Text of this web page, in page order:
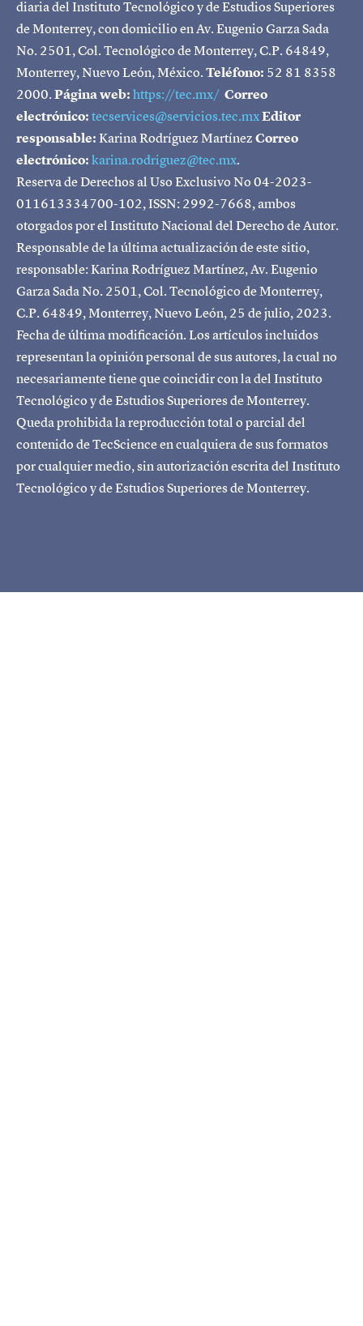
diaria del Instituto Tecnológico y de Estudios Superiores
de Monterrey, con domicilio en Av. Eugenio Garza Sada
No. 2501, Col. Tecnológico de Monterrey, C.P. 64849,
Monterrey, Nuevo León, México.Teléfono: 52 81 8358
2000.Página web:https://tec.mx/ Correo
electrónico:tecservices@servicios.tec.mxEditor
responsable:Karina Rodríguez MartínezCorreo
electrónico:karina.rodriguez@tec.mx.
Reserva de Derechos al Uso Exclusivo No 04-2023-
011613334700-102, ISSN: 2992-7668, ambos
otorgados por el Instituto Nacional del Derecho de Autor.
Responsable de la última actualización de este sitio,
responsable: Karina Rodríguez Martínez, Av. Eugenio
Garza Sada No. 2501, Col. Tecnológico de Monterrey,
C.P. 64849, Monterrey, Nuevo León, 25 de julio, 2023.
Fecha de última modificación. Los artículos incluidos
representan la opinión personal de sus autores, la cual no
necesariamente tiene que coincidir con la del Instituto
Tecnológico y de Estudios Superiores de Monterrey.
Queda prohibida la reproducción total o parcial del
contenido de TecScience en cualquiera de sus formatos
por cualquier medio, sin autorización escrita del Instituto
Tecnológico y de Estudios Superiores de Monterrey.